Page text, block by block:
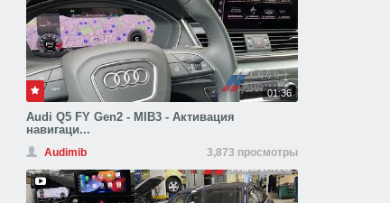
01:36
Audi Q5 FY Gen2 - MIB3 - Активация
навигаци...
Audimib 3,873 просмотры